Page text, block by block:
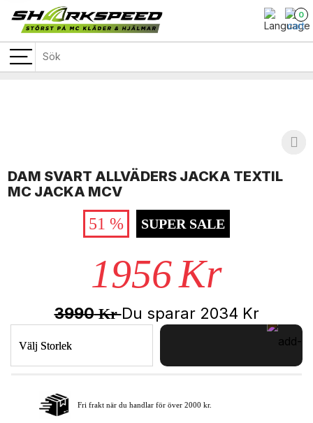
0
DAM SVART ALLVÄDERS JACKA TEXTIL
MC JACKA MCV
51 % SUPER SALE
1956Kr
3990KrDu sparar 2034 Kr
Välj Storlek
Lägg i varukorgen
Fri frakt när du handlar för över 2000 kr.